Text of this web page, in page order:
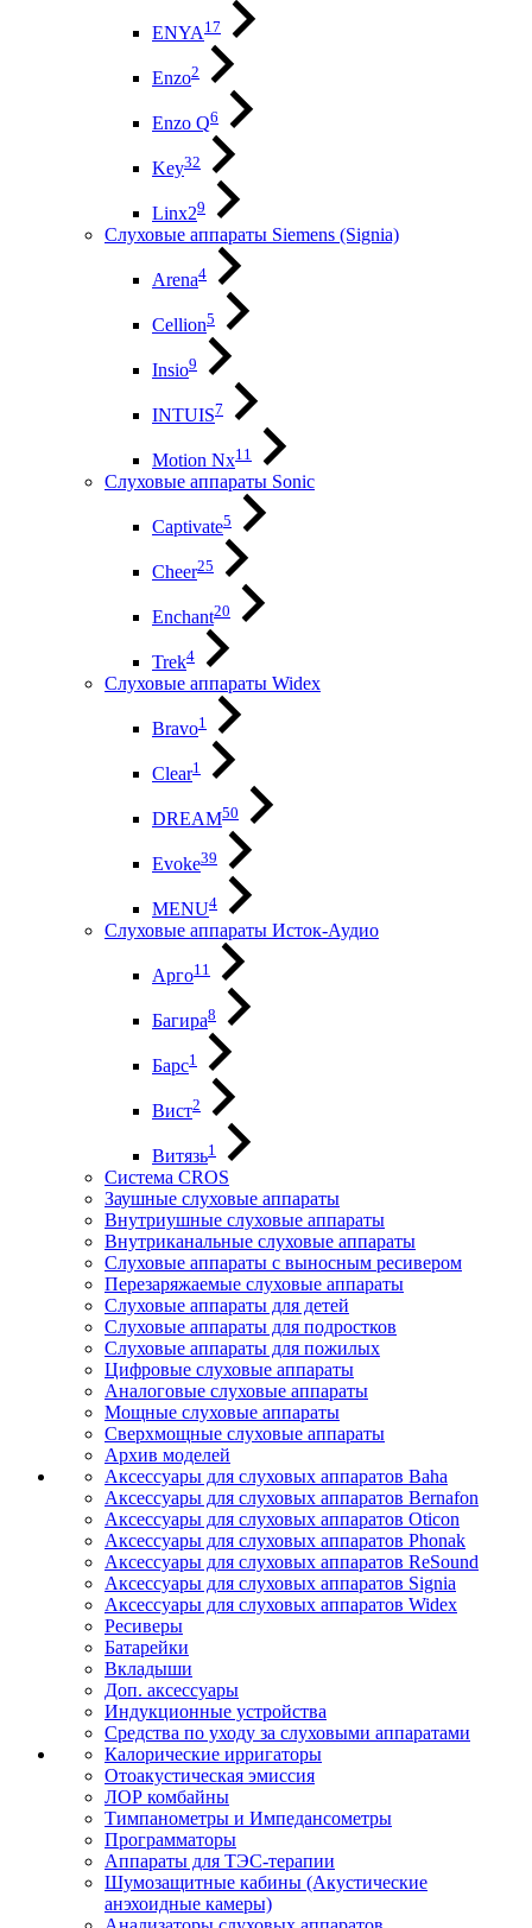
ENYA17
Enzo2
Enzo Q6
Key32
Linx29
Слуховые аппараты Siemens (Signia)
Arena4
Cellion5
Insio9
INTUIS7
Motion Nx11
Слуховые аппараты Sonic
Captivate5
Cheer25
Enchant20
Trek4
Слуховые аппараты Widex
Bravo1
Clear1
DREAM50
Evoke39
MENU4
Слуховые аппараты Исток-Аудио
Арго11
Багира8
Барс1
Вист2
Витязь1
Система CROS
Заушные слуховые аппараты
Внутриушные слуховые аппараты
Внутриканальные слуховые аппараты
Слуховые аппараты с выносным ресивером
Перезаряжаемые слуховые аппараты
Слуховые аппараты для детей
Слуховые аппараты для подростков
Слуховые аппараты для пожилых
Цифровые слуховые аппараты
Аналоговые слуховые аппараты
Мощные слуховые аппараты
Сверхмощные слуховые аппараты
Архив моделей
Аксессуары для слуховых аппаратов Baha
Аксессуары для слуховых аппаратов Bernafon
Аксессуары для слуховых аппаратов Oticon
Аксессуары для слуховых аппаратов Phonak
Аксессуары для слуховых аппаратов ReSound
Аксессуары для слуховых аппаратов Signia
Аксессуары для слуховых аппаратов Widex
Ресиверы
Батарейки
Вкладыши
Доп. аксессуары
Индукционные устройства
Средства по уходу за слуховыми аппаратами
Калорические ирригаторы
Отоакустическая эмиссия
ЛОР комбайны
Тимпанометры и Импедансометры
Программаторы
Аппараты для ТЭС-терапии
Шумозащитные кабины (Акустические
анэхоидные камеры)